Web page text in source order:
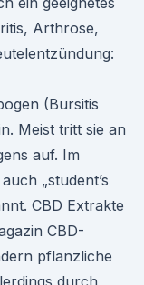
Arthrose,
(Bursitis
Meist tritt sie an
auf. Im
„student’s
CBD Extrakte
CBD-
pflanzliche
durch